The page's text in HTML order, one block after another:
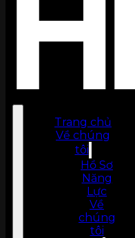
Trang chủ
Về chúng
tôi
Hồ Sơ
Năng
Lực
Về
chúng
tôi